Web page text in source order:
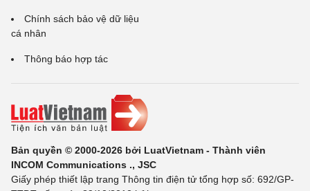
Chính sách bảo vệ dữ liệu
cá nhân
Thông báo hợp tác
Bản quyền © 2000-2026 bởi LuatVietnam - Thành viên
INCOM Communications ., JSC
Giấy phép thiết lập trang Thông tin điện tử tổng hợp số: 692/GP-